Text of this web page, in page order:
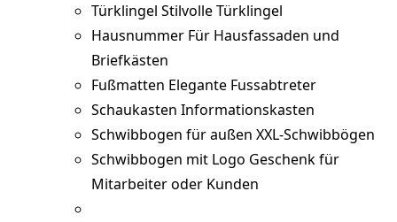
Türklingel Stilvolle Türklingel
Hausnummer Für Hausfassaden und
Briefkästen
Fußmatten Elegante Fussabtreter
Schaukasten Informationskasten
Schwibbogen für außen XXL-Schwibbögen
Schwibbogen mit Logo Geschenk für
Mitarbeiter oder Kunden